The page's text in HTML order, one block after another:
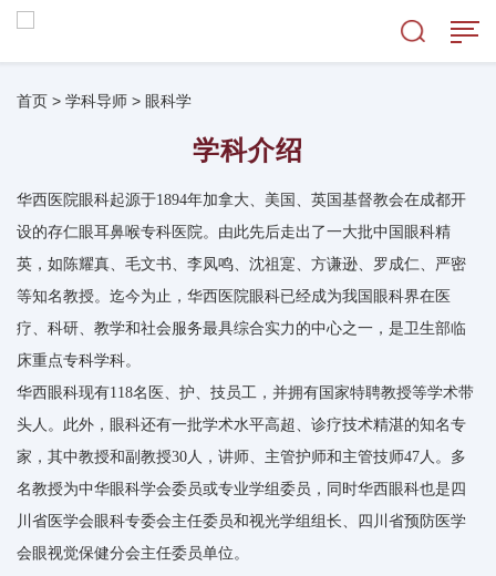
首页 > 学科导师 > 眼科学
学科介绍
华西医院眼科起源于1894年加拿大、美国、英国基督教会在成都开
设的存仁眼耳鼻喉专科医院。由此先后走出了一大批中国眼科精
英，如陈耀真、毛文书、李凤鸣、沈祖寔、方谦逊、罗成仁、严密
等知名教授。迄今为止，华西医院眼科已经成为我国眼科界在医
疗、科研、教学和社会服务最具综合实力的中心之一，是卫生部临
床重点专科学科。
华西眼科现有118名医、护、技员工，并拥有国家特聘教授等学术带
头人。此外，眼科还有一批学术水平高超、诊疗技术精湛的知名专
家，其中教授和副教授30人，讲师、主管护师和主管技师47人。多
名教授为中华眼科学会委员或专业学组委员，同时华西眼科也是四
川省医学会眼科专委会主任委员和视光学组组长、四川省预防医学
会眼视觉保健分会主任委员单位。